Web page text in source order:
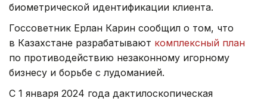
биометрической идентификации клиента.
Госсоветник Ерлан Карин сообщил о том, что
в Казахстане разрабатывают комплексный план
по противодействию незаконному игорному
бизнесу и борьбе с лудоманией.
С 1 января 2024 года дактилоскопическая